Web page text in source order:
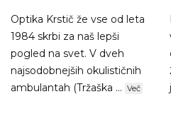
Optika Krstič že vse od leta
1984 skrbi za naš lepši
pogled na svet. V dveh
najsodobnejših okulističnih
ambulantah (Tržaška ... Več